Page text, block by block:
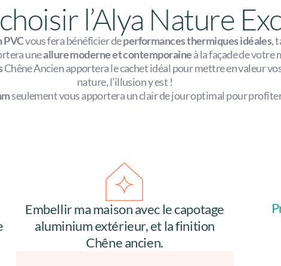
l’Alya Nature
PVCvous fera bénéficier deperformances thermiques idéales,
uneallure moderne et contemporaineà la façade de votre
Chêne Ancien apportera le cachet idéal pour mettre en valeur
nature, l’illusion y est !
seulement vous apportera un clair de jour optimal pour
Embellir ma maison avec le capotage
aluminium extérieur, et la finition
Chêne ancien.